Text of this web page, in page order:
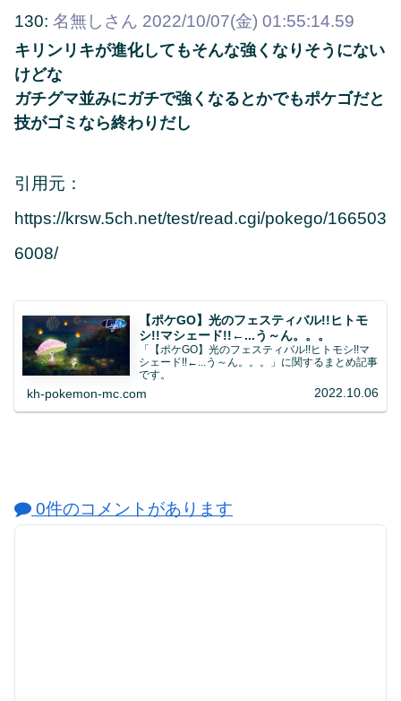
130: 名無しさん 2022/10/07(金) 01:55:14.59
キリンリキが進化してもそんな強くなりそうにない
けどな
ガチグマ並みにガチで強くなるとかでもポケゴだと
技がゴミなら終わりだし
引用元：
https://krsw.5ch.net/test/read.cgi/pokego/166503
6008/
【ポケGO】光のフェスティバル!!ヒトモ
シ!!マシェード!!←...う～ん。。。
「【ポケGO】光のフェスティバル!!ヒトモシ!!マ
シェード!!←...う～ん。。。」に関するまとめ記事
です。
kh-pokemon-mc.com 2022.10.06
0件のコメントがあります